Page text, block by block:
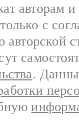
авторам
с
авторской
.